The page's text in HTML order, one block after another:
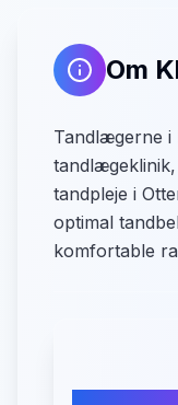
Om
Tandlægerne i
tandpleje i
optimal
komfortable